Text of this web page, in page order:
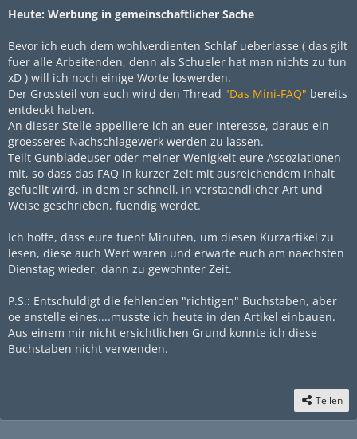
Heute: Werbung in gemeinschaftlicher Sache
Bevor ich euch dem wohlverdienten Schlaf ueberlasse ( das gilt
fuer alle Arbeitenden, denn als Schueler hat man nichts zu tun
xD ) will ich noch einige Worte loswerden.
Der Grossteil von euch wird den Thread "Das Mini-FAQ" bereits
entdeckt haben.
An dieser Stelle appelliere ich an euer Interesse, daraus ein
groesseres Nachschlagewerk werden zu lassen.
Teilt Gunbladeuser oder meiner Wenigkeit eure Assoziationen
mit, so dass das FAQ in kurzer Zeit mit ausreichendem Inhalt
gefuellt wird, in dem er schnell, in verstaendlicher Art und
Weise geschrieben, fuendig werdet.
Ich hoffe, dass eure fuenf Minuten, um diesen Kurzartikel zu
lesen, diese auch Wert waren und erwarte euch am naechsten
Dienstag wieder, dann zu gewohnter Zeit.
P.S.: Entschuldigt die fehlenden "richtigen" Buchstaben, aber
oe anstelle eines....musste ich heute in den Artikel einbauen.
Aus einem mir nicht ersichtlichen Grund konnte ich diese
Buchstaben nicht verwenden.
Teilen